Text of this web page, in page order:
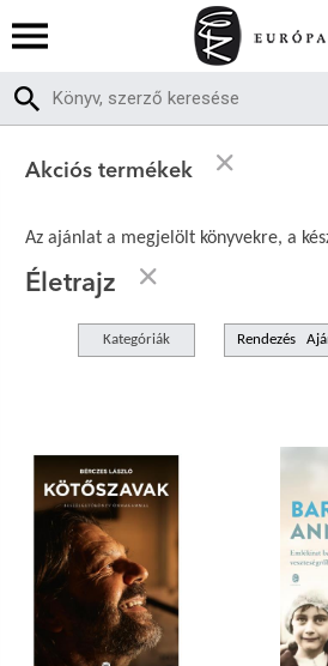
Akciós termékek
Az ajánlat a megjelölt könyvekre, a
Életrajz
Kategóriák Rendezés